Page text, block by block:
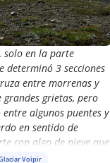
solo en la parte
determinó 3 secciones
entre morrenas y
grietas, pero
algunos puentes y
en sentido de
con algo de nieve que
y firme (fue un día
Voipir